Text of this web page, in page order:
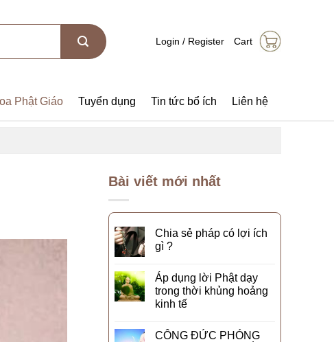
Login / Register Cart
Phật Giáo Tuyển dụng Tin tức bổ ích Liên hệ
Bài viết mới nhất
Chia sẻ pháp có lợi ích
gì ?
Áp dụng lời Phật dạy
trong thời khủng hoảng
kinh tế
CÔNG ĐỨC PHÓNG